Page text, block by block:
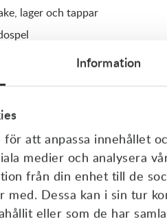
Information
att anpassa innehållet
medier och analysera
från din enhet till de
med. Dessa kan i sin tur
eller som de har
lager och tappar
och olja m.m. tillkommer. Vi